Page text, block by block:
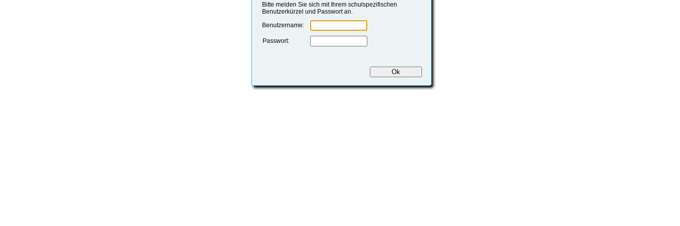
Bitte melden Sie sich mit Ihrem schulspezifischen
Benutzerkürzel und Passwort an.
Benutzername:
Passwort: